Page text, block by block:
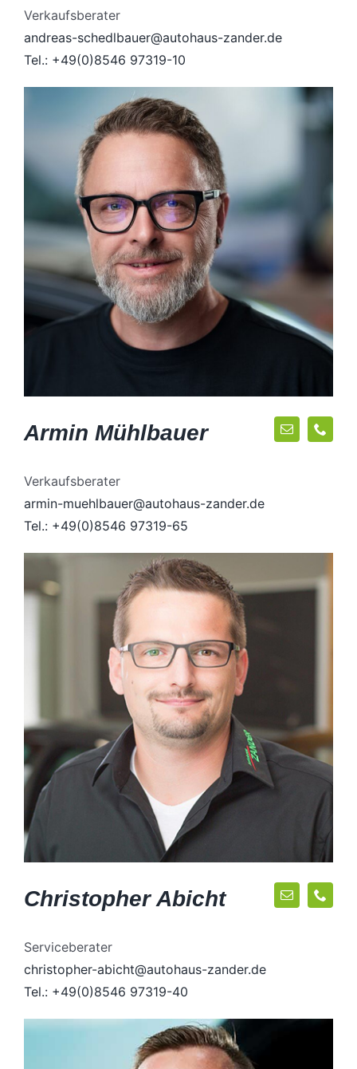
Verkaufsberater
andreas-schedlbauer@autohaus-zander.de
Tel.: +49(0)8546 97319-10
Armin Mühlbauer
Verkaufsberater
armin-muehlbauer@autohaus-zander.de
Tel.: +49(0)8546 97319-65
Christopher Abicht
Serviceberater
christopher-abicht@autohaus-zander.de
Tel.: +49(0)8546 97319-40